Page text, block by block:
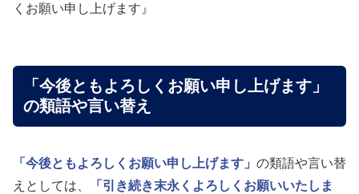
くお願い申し上げます』
「今後ともよろしくお願い申し上げます」
の類語や言い替え
「今後ともよろしくお願い申し上げます」 の類語や言い替
えとしては、
「引き続き末永くよろしくお願いいたしま